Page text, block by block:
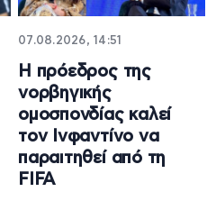
07.08.2026, 14:51
Η πρόεδρος της
νορβηγικής
ομοσπονδίας καλεί
τον Ινφαντίνο να
παραιτηθεί από τη
FIFA